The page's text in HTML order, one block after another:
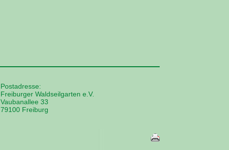
Postadresse:
Freiburger Waldseilgarten e.V.
Vaubanallee 33
79100 Freiburg